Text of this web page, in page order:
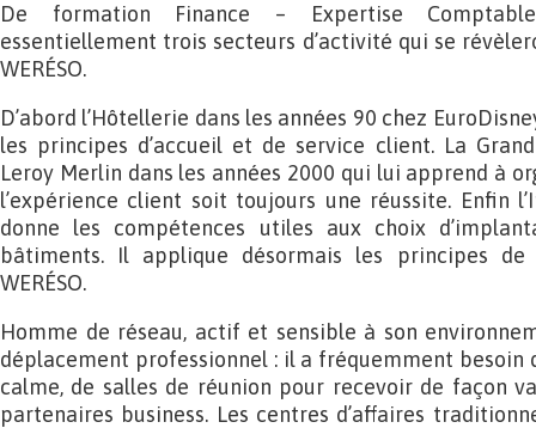
De formation Finance – Expertise
essentiellement trois secteurs d’activité qui se
WERÉSO.
D’abord l’Hôtellerie dans les années 90 chez
les principes d’accueil et de service client. La
Leroy Merlin dans les années 2000 qui lui apprend à
l’expérience client soit toujours une réussite. Enfin
donne les compétences utiles aux choix
bâtiments. Il applique désormais les principes de
WERÉSO.
Homme de réseau, actif et sensible à son
déplacement professionnel : il a fréquemment besoin
calme, de salles de réunion pour recevoir de façon
partenaires business. Les centres d’affaires